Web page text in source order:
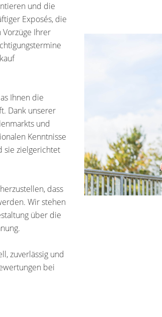
und die
Exposés, die
Ihrer
Ihnen die
Dank unserer
und
Kenntnisse
sie zielgerichtet
dass
Wir stehen
über die
zuverlässig und
bei